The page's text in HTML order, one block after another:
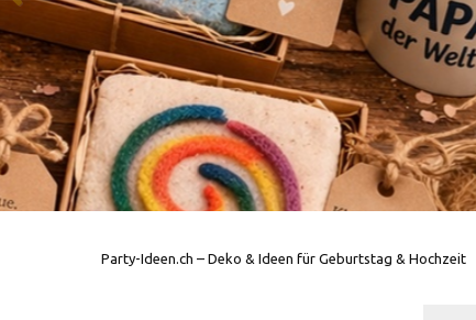
Party-Ideen.ch – Deko & Ideen für Geburtstag & Hochzeit